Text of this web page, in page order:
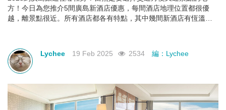
方！今日為您推介5間廣島新酒店優惠，每間酒店地理位置都很優
越，離景點很近。所有酒店都各有特點，其中幾間新酒店有恆溫泳
Lychee
19 Feb 2025 2534 編：Lychee